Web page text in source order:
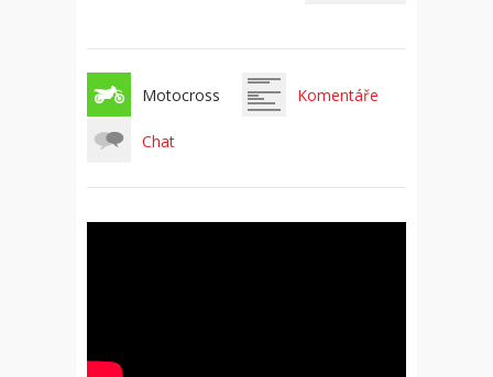
Motocross Komentáře
Chat